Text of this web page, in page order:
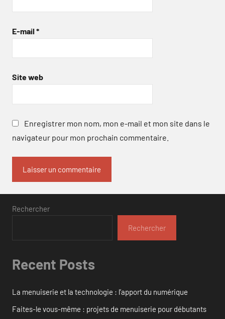
E-mail *
Site web
Enregistrer mon nom, mon e-mail et mon site dans le
navigateur pour mon prochain commentaire.
Rechercher
Rechercher
Recent Posts
La menuiserie et la technologie : l’apport du numérique
Faites-le vous-même : projets de menuiserie pour débutants